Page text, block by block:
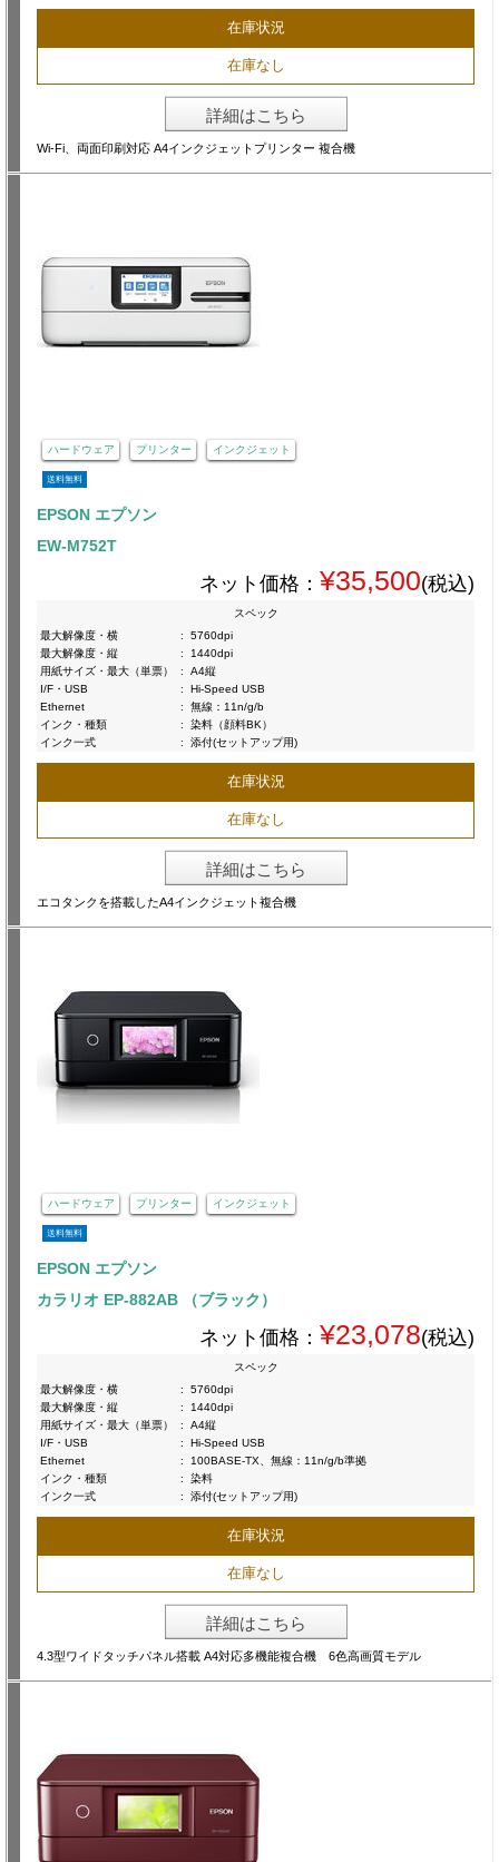
在庫状況
在庫なし
詳細はこちら
Wi-Fi、両面印刷対応 A4インクジェットプリンター 複合機
ハードウェア プリンター インクジェット
送料無料
EPSON エプソン
EW-M752T
ネット価格： ¥35,500(税込)
スペック
最大解像度・横
:
5760dpi
最大解像度・縦
:
1440dpi
用紙サイズ・最大（単票）
:
A4縦
I/F・USB
:
Hi-Speed USB
Ethernet
:
無線：11n/g/b
インク・種類
:
染料（顔料BK）
インク一式
: 添付(セットアップ用)
在庫状況
在庫なし
詳細はこちら
エコタンクを搭載したA4インクジェット複合機
ハードウェア プリンター インクジェット
送料無料
EPSON エプソン
カラリオ EP-882AB （ブラック）
ネット価格： ¥23,078(税込)
スペック
最大解像度・横
:
5760dpi
最大解像度・縦
:
1440dpi
用紙サイズ・最大（単票）
:
A4縦
I/F・USB
:
Hi-Speed USB
Ethernet
:
100BASE-TX、無線：11n/g/b準拠
インク・種類
:
染料
インク一式
: 添付(セットアップ用)
在庫状況
在庫なし
詳細はこちら
4.3型ワイドタッチパネル搭載 A4対応多機能複合機 6色高画質モデル